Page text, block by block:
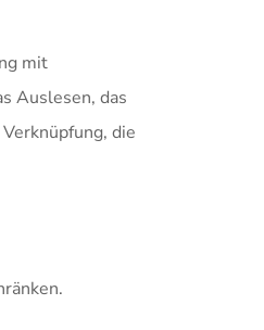
mit
Auslesen, das
die